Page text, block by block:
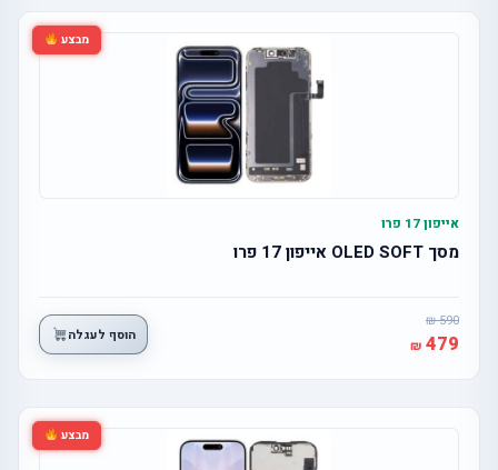
מבצע
אייפון 17 פרו
מסך OLED SOFT אייפון 17 פרו
590
479 הוסף לעגלה
מבצע